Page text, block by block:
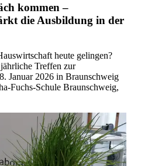
kommen –
die Ausbildung in der
heute gelingen?
Treffen zur
Januar 2026 in Braunschweig
Fuchs-Schule Braunschweig,